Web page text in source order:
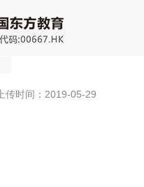
上传时间：2019-05-29